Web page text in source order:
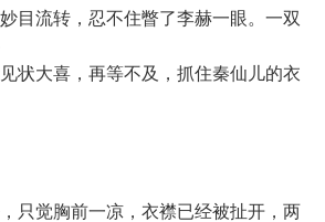
流转，忍不住瞥了李赫一眼。一双
状大喜，再等不及，抓住秦仙儿的衣
觉胸前一凉，衣襟已经被扯开，两